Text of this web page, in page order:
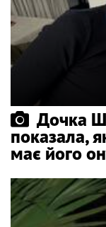
Дочка
показала,
має його